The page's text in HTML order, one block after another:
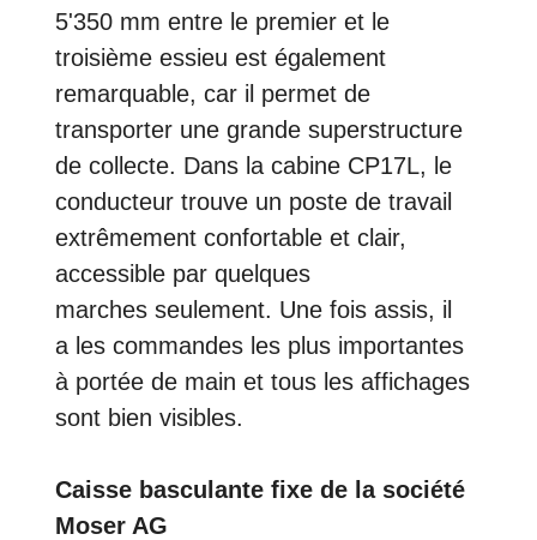
5'350 mm entre le premier et le
troisième essieu est également
remarquable, car il permet de
transporter une grande superstructure
de collecte. Dans la cabine CP17L, le
conducteur trouve un poste de travail
extrêmement confortable et clair,
accessible par quelques
marches seulement. Une fois assis, il
a les commandes les plus importantes
à portée de main et tous les affichages
sont bien visibles.
Caisse basculante fixe de la société
Moser AG